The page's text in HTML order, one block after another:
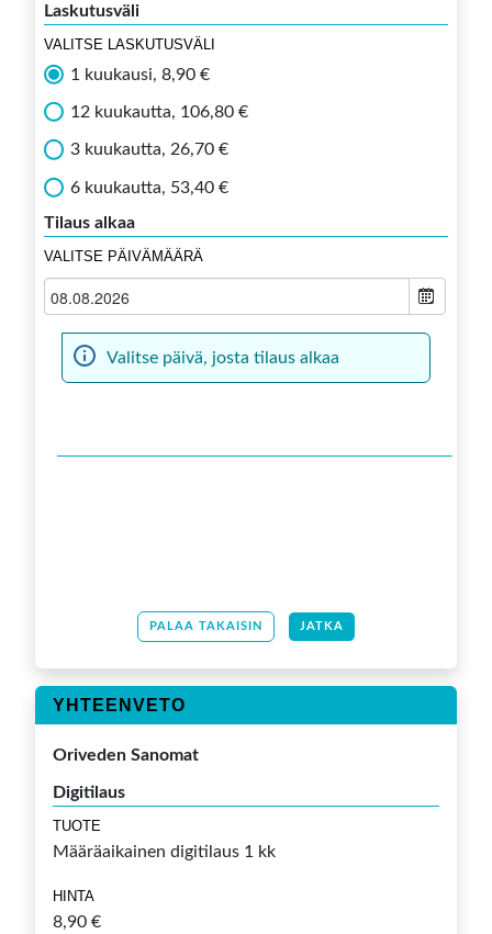
Laskutusväli
VALITSE LASKUTUSVÄLI
1 kuukausi, 8,90 €
12 kuukautta, 106,80 €
3 kuukautta, 26,70 €
6 kuukautta, 53,40 €
Tilaus alkaa
VALITSE PÄIVÄMÄÄRÄ
Valitse päivä, josta tilaus alkaa
PALAA TAKAISIN JATKA
YHTEENVETO
Oriveden Sanomat
Digitilaus
TUOTE
Määräaikainen digitilaus 1 kk
HINTA
8,90 €